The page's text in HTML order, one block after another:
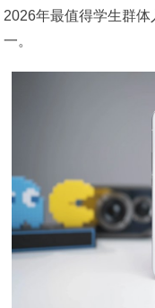
2026年最值得学生群
一。